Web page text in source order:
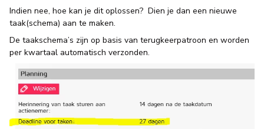
Indien nee, hoe kan je dit oplossen? Dien je dan een nieuwe
taak(schema) aan te maken.
De taakschema’s zijn op basis van terugkeerpatroon en worden
per kwartaal automatisch verzonden.